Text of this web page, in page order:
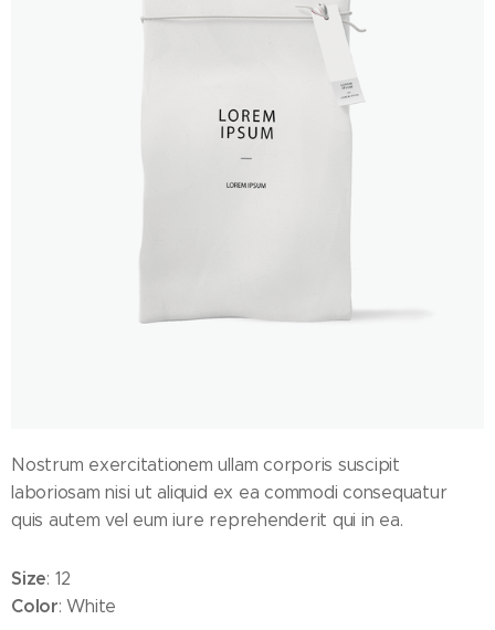
Nostrum exercitationem ullam corporis suscipit
laboriosam nisi ut aliquid ex ea commodi consequatur
quis autem vel eum iure reprehenderit qui in ea.
Size: 12
Color: White